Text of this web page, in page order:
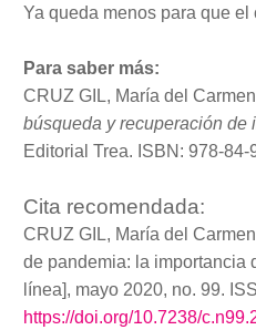
Ya queda menos para que el
Para saber más:
CRUZ GIL, María del
búsqueda y recuperación de
Editorial Trea. ISBN: 978-84-
Cita recomendada:
CRUZ GIL, María del
de pandemia: la importancia
línea], mayo 2020, no. 99.
https://doi.org/10.7238/